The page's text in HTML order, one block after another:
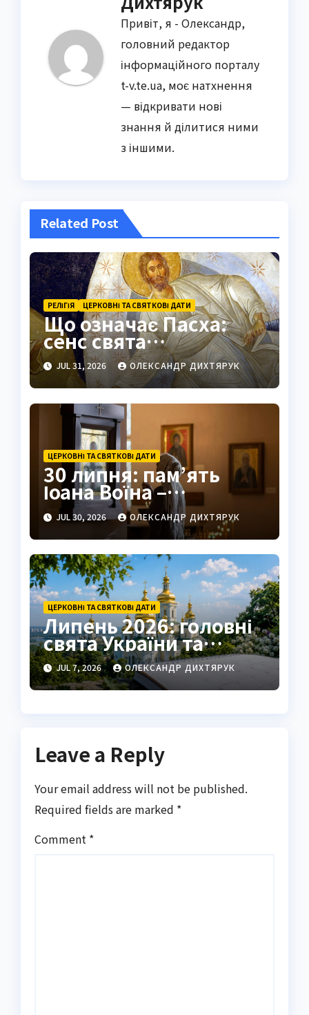
Привіт, я - Олександр,
головний редактор
інформаційного порталу
t-v.te.ua, моє натхнення
— відкривати нові
знання й ділитися ними
з іншими.
Related Post
РЕЛІГІЯ ЦЕРКОВНІ ТА СВЯТКОВІ ДАТИ
Що означає Пасха:
сенс свята
Воскресіння Христа
JUL 31, 2026 ОЛЕКСАНДР ДИХТЯРУК
ЦЕРКОВНІ ТА СВЯТКОВІ ДАТИ
30 липня: пам’ять
Іоана Воїна –
захисника полонених
JUL 30, 2026 ОЛЕКСАНДР ДИХТЯРУК
ЦЕРКОВНІ ТА СВЯТКОВІ ДАТИ
Липень 2026: головні
свята України та
календар вихідних
JUL 7, 2026 ОЛЕКСАНДР ДИХТЯРУК
Leave a Reply
Your email address will not be published.
Required fields are marked *
Comment *